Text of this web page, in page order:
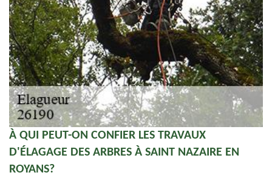
À QUI PEUT-ON CONFIER LES TRAVAUX
D'ÉLAGAGE DES ARBRES À SAINT NAZAIRE EN
ROYANS?